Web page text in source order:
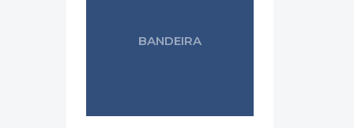
BANDEIRA